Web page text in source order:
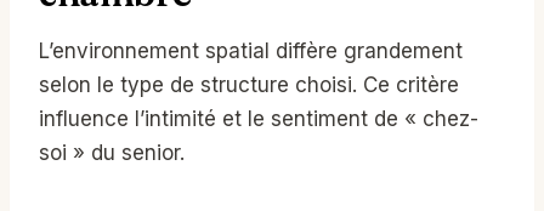
L’environnement spatial diffère grandement
selon le type de structure choisi. Ce critère
influence l’intimité et le sentiment de « chez-
soi » du senior.